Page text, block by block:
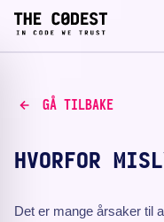
GÅ TILBAKE
HVORFOR
Det er mange årsaker til